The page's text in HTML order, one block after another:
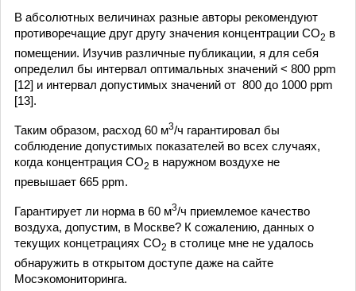
В абсолютных величинах разные авторы рекомендуют
противоречащие друг другу значения концентрации СО2 в
помещении. Изучив различные публикации, я для себя
определил бы интервал оптимальных значений < 800 ppm
[12] и интервал допустимых значений от 800 до 1000 ppm
[13].
Таким образом, расход 60 м3/ч гарантировал бы
соблюдение допустимых показателей во всех случаях,
когда концентрация СО2 в наружном воздухе не
превышает 665 ppm.
Гарантирует ли норма в 60 м3/ч приемлемое качество
воздуха, допустим, в Москве? К сожалению, данных о
текущих концетрациях СО2 в столице мне не удалось
обнаружить в открытом доступе даже на сайте
Мосэкомониторинга.